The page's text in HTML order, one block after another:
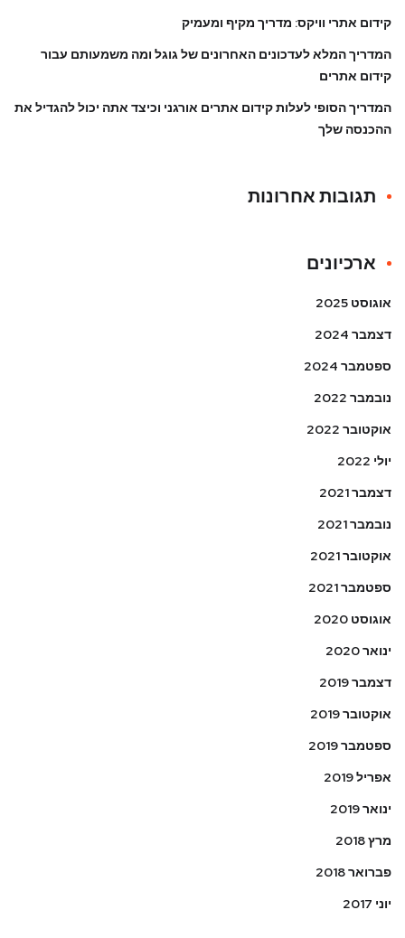
קידום אתרי וויקס: מדריך מקיף ומעמיק
המדריך המלא לעדכונים האחרונים של גוגל ומה משמעותם עבור
קידום אתרים
המדריך הסופי לעלות קידום אתרים אורגני וכיצד אתה יכול להגדיל את
ההכנסה שלך
תגובות אחרונות
ארכיונים
אוגוסט 2025
דצמבר 2024
ספטמבר 2024
נובמבר 2022
אוקטובר 2022
יולי 2022
דצמבר 2021
נובמבר 2021
אוקטובר 2021
ספטמבר 2021
אוגוסט 2020
ינואר 2020
דצמבר 2019
אוקטובר 2019
ספטמבר 2019
אפריל 2019
ינואר 2019
מרץ 2018
פברואר 2018
יוני 2017